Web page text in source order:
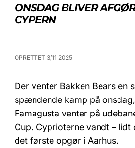
ONSDAG BLIVER
CYPERN
OPRETTET 3/11 2025
Der venter Bakken Bears en
spændende kamp på
Famagusta venter på
Cup. Cyprioterne vandt – lidt
det første opgør i Aarhus.